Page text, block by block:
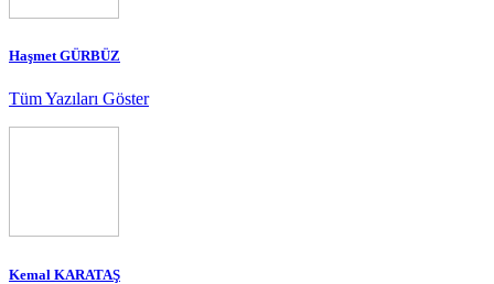
Haşmet GÜRBÜZ
Tüm Yazıları Göster
Kemal KARATAŞ